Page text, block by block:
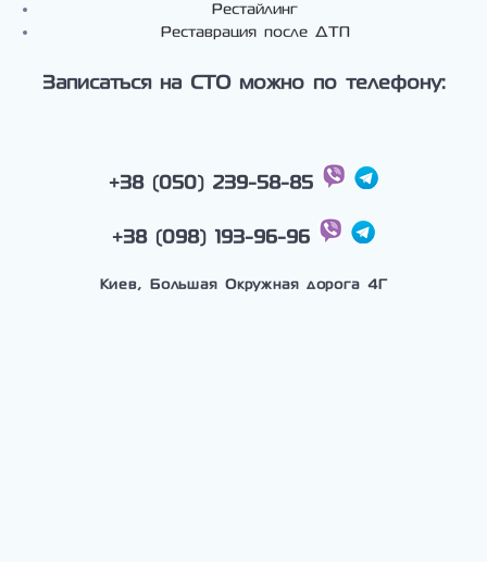
Рестайлинг
Реставрация после ДТП
Записаться на СТО можно по телефону:
+38 (050) 239-58-85
+38 (098) 193-96-96
Киев, Большая Окружная дорога 4Г